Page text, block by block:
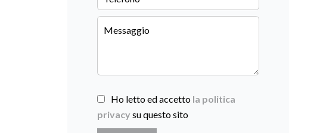
Ho letto ed accetto la politica
privacy su questo sito